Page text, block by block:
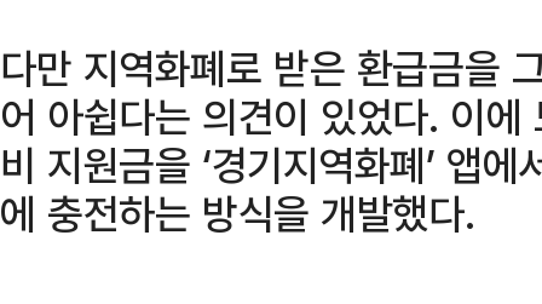
다만 지역화폐로 받은 환급금을
어 아쉽다는 의견이 있었다. 이
비 지원금을 ‘경기지역화폐’ 앱
에 충전하는 방식을 개발했다.